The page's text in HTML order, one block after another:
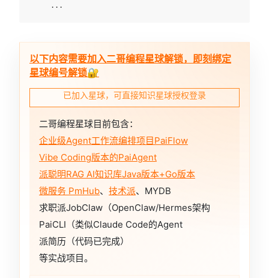
     ...
以下内容需要加入二哥编程星球解锁，即刻绑定
星球编号解锁🔐
已加入星球，可直接知识星球授权登录
二哥编程星球目前包含：
企业级Agent工作流编排项目PaiFlow
Vibe Coding版本的PaiAgent
派聪明RAG AI知识库Java版本+Go版本
微服务 PmHub、 技术派、MYDB
求职派JobClaw（OpenClaw/Hermes架构
PaiCLI（类似Claude Code的Agent
派简历（代码已完成）
等实战项目。